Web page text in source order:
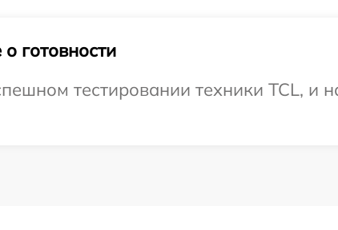
готовности
тестировании техники TCL, и